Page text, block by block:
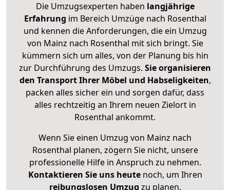
Die Umzugsexperten haben langjährige
Erfahrung im Bereich Umzüge nach Rosenthal
und kennen die Anforderungen, die ein Umzug
von Mainz nach Rosenthal mit sich bringt. Sie
kümmern sich um alles, von der Planung bis hin
zur Durchführung des Umzugs. Sie organisieren
den Transport Ihrer Möbel und Habseligkeiten,
packen alles sicher ein und sorgen dafür, dass
alles rechtzeitig an Ihrem neuen Zielort in
Rosenthal ankommt.
Wenn Sie einen Umzug von Mainz nach
Rosenthal planen, zögern Sie nicht, unsere
professionelle Hilfe in Anspruch zu nehmen.
Kontaktieren Sie uns heutenoch, um Ihren
reibungslosen Umzug zu planen.